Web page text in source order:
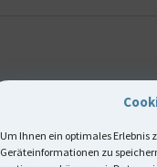
Um Ihnen ein optimales Erlebnis
Geräteinformationen zu